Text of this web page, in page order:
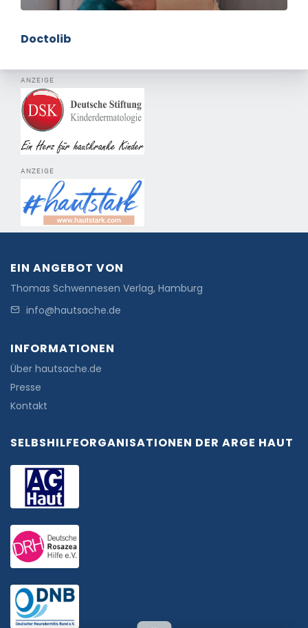
Doctolib
ANZEIGE
ANZEIGE
EIN ANGEBOT VON
Thomas Schwennesen Verlag, Hamburg
info@hautsache.de
INFORMATIONEN
Über hautsache.de
Presse
Kontakt
SELBSHILFEORGANISATIONEN DER ARGE HAUT